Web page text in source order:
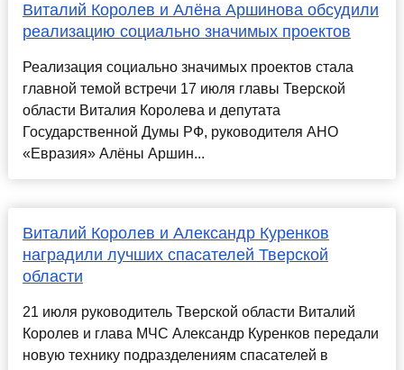
Виталий Королев и Алёна Аршинова обсудили
реализацию социально значимых проектов
Реализация социально значимых проектов стала
главной темой встречи 17 июля главы Тверской
области Виталия Королева и депутата
Государственной Думы РФ, руководителя АНО
«Евразия» Алёны Аршин...
Виталий Королев и Александр Куренков
наградили лучших спасателей Тверской
области
21 июля руководитель Тверской области Виталий
Королев и глава МЧС Александр Куренков передали
новую технику подразделениям спасателей в